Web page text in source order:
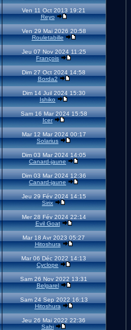
Ven 11 Oct 2013 19:21
Reyo
Ven 29 Mai 2026 20:58
Rouletabille
Jeu 07 Nov 2024 11:25
François
Dim 27 Oct 2024 14:58
Borda2
Dim 14 Juil 2024 15:30
Ishiko
Sam 16 Mar 2024 15:58
Icer
Mar 12 Mar 2024 00:17
Solarius
Dim 03 Mar 2024 14:05
Canard-jaune
Dim 03 Mar 2024 12:36
Canard-jaune
Jeu 29 Fév 2024 14:15
Sirix
Mer 28 Fév 2024 22:14
Evil Goat
Mar 18 Avr 2023 05:27
Hitoshura
Mar 06 Déc 2022 14:13
Cyclope
Sam 26 Nov 2022 13:31
Belgarel
Sam 24 Sep 2022 16:13
Hitoshura
Jeu 26 Mai 2022 22:36
Sabi